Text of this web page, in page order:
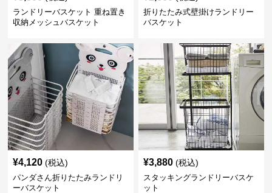
ランドリーバスケット 重ね置き
収納メッシュバスケット
折りたたみ式壁掛けランドリー
バスケット
¥4,120 (税込)
パンダさん折りたたみランドリ
ーバスケット
¥3,880 (税込)
スタッキングランドリーバスケ
ット